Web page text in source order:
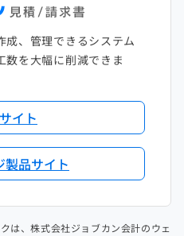
成、管理できるシステム
数を大幅に削減できま
イト
製品サイト
は、株式会社ジョブカン会計のウェ